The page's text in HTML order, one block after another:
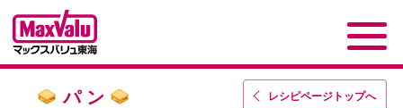
レシピページトップへ
パ ン